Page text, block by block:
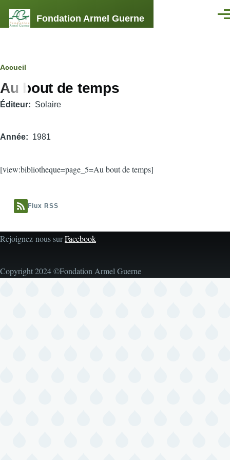
Fondation Armel Guerne
Fil
d'Ariane
Accueil
Au bout de temps
Éditeur Solaire
Année 1981
[view:bibliotheque=page_5=Au bout de temps]
Flux RSS
Rejoignez-nous surFacebook
Copyright 2024 ©Fondation Armel Guerne